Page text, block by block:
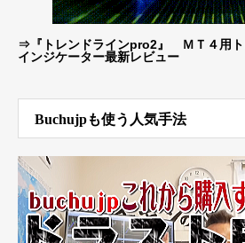
⇒ 『トレンドラインpro2』 ＭＴ４用
インジケーター最新レビュー
Buchujpも使う人気手法